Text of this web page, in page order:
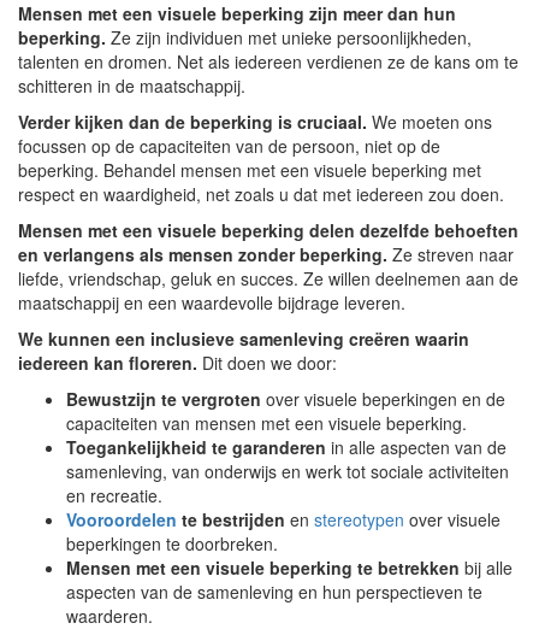
Mensen met een visuele beperking zijn meer dan hun
beperking. Ze zijn individuen met unieke persoonlijkheden,
talenten en dromen. Net als iedereen verdienen ze de kans om te
schitteren in de maatschappij.
Verder kijken dan de beperking is cruciaal. We moeten ons
focussen op de capaciteiten van de persoon, niet op de
beperking. Behandel mensen met een visuele beperking met
respect en waardigheid, net zoals u dat met iedereen zou doen.
Mensen met een visuele beperking delen dezelfde behoeften
en verlangens als mensen zonder beperking. Ze streven naar
liefde, vriendschap, geluk en succes. Ze willen deelnemen aan de
maatschappij en een waardevolle bijdrage leveren.
We kunnen een inclusieve samenleving creëren waarin
iedereen kan floreren. Dit doen we door:
Bewustzijn te vergroten over visuele beperkingen en de
capaciteiten van mensen met een visuele beperking.
Toegankelijkheid te garanderen in alle aspecten van de
samenleving, van onderwijs en werk tot sociale activiteiten
en recreatie.
Vooroordelen te bestrijden en stereotypen over visuele
beperkingen te doorbreken.
Mensen met een visuele beperking te betrekken bij alle
aspecten van de samenleving en hun perspectieven te
waarderen.